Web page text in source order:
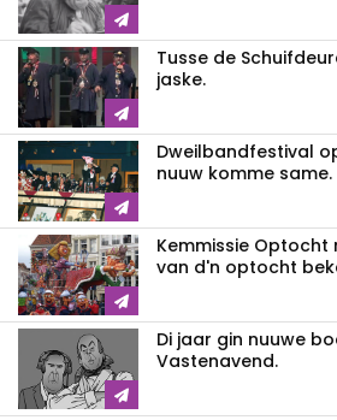
Tusse de
jaske.
Dweilbandfestival
nuuw komme same.
Kemmissie
van d'n optocht
Di jaar gin nuuwe
Vastenavend.